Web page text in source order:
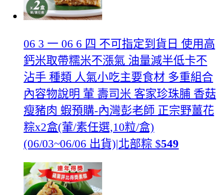
06 3 一 06 6 四 不可指定到貨日 使用高
鈣米取帶糯米不漲氣 油量減半低卡不
沾手 種類 人氣小吃主要食材 多重組合
內容物說明 葷 壽司米 客家珍珠脯 香菇
瘦豬肉 蝦預購-內灣彭老師 正宗野薑花
粽x2盒(葷/素任選,10粒/盒)
(06/03~06/06 出貨)|北部粽 $549